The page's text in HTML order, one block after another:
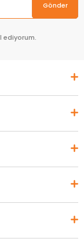
Gönder
ediyorum.